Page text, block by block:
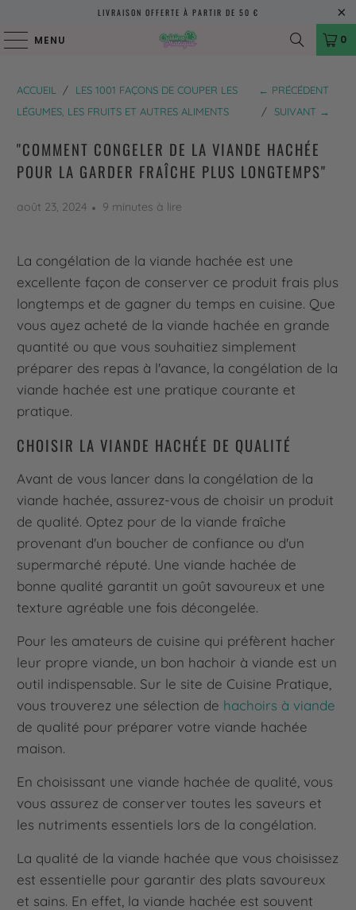
LIVRAISON OFFERTE À PARTIR DE 50 €
MENU 0
ACCUEIL /
LES 1001 FAÇONS DE COUPER LES
LÉGUMES, LES FRUITS ET AUTRES ALIMENTS
← PRÉCÉDENT
/ SUIVANT →
"COMMENT CONGELER DE LA VIANDE HACHÉE
POUR LA GARDER FRAÎCHE PLUS LONGTEMPS"
août 23, 2024 9 minutes à lire
La congélation de la viande hachée est une
excellente façon de conserver ce produit frais plus
longtemps et de gagner du temps en cuisine. Que
vous ayez acheté de la viande hachée en grande
quantité ou que vous souhaitiez simplement
préparer des repas à l'avance, la congélation de la
viande hachée est une pratique courante et
pratique.
CHOISIR LA VIANDE HACHÉE DE QUALITÉ
Avant de vous lancer dans la congélation de la
viande hachée, assurez-vous de choisir un produit
de qualité. Optez pour de la viande fraîche
provenant d'un boucher de confiance ou d'un
supermarché réputé. Une viande hachée de
bonne qualité garantit un goût savoureux et une
texture agréable une fois décongelée.
Pour les amateurs de cuisine qui préfèrent hacher
leur propre viande, un bon hachoir à viande est un
outil indispensable. Sur le site de Cuisine Pratique,
vous trouverez une sélection de hachoirs à viande
de qualité pour préparer votre viande hachée
maison.
En choisissant une viande hachée de qualité, vous
vous assurez de conserver toutes les saveurs et
les nutriments essentiels lors de la congélation.
La qualité de la viande hachée que vous choisissez
est essentielle pour garantir des plats savoureux
et sains. En effet, la viande hachée est souvent